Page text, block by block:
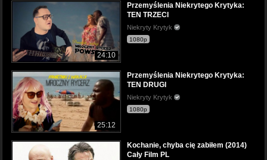
24:10
Przemyślenia Niekrytego Krytyka:
TEN TRZECI
Niekryty Krytyk
1080p
25:12
Przemyślenia Niekrytego Krytyka:
TEN DRUGI
Niekryty Krytyk
1080p
Kochanie, chyba cię zabiłem (2014)
Cały Film PL